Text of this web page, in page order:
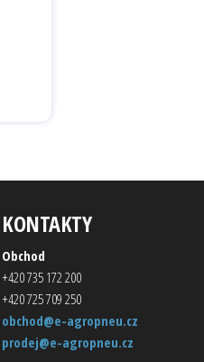
KONTAKTY
Obchod
+420 735 172 200
+420 725 709 250
obchod@e-agropneu.cz
prodej@e-agropneu.cz